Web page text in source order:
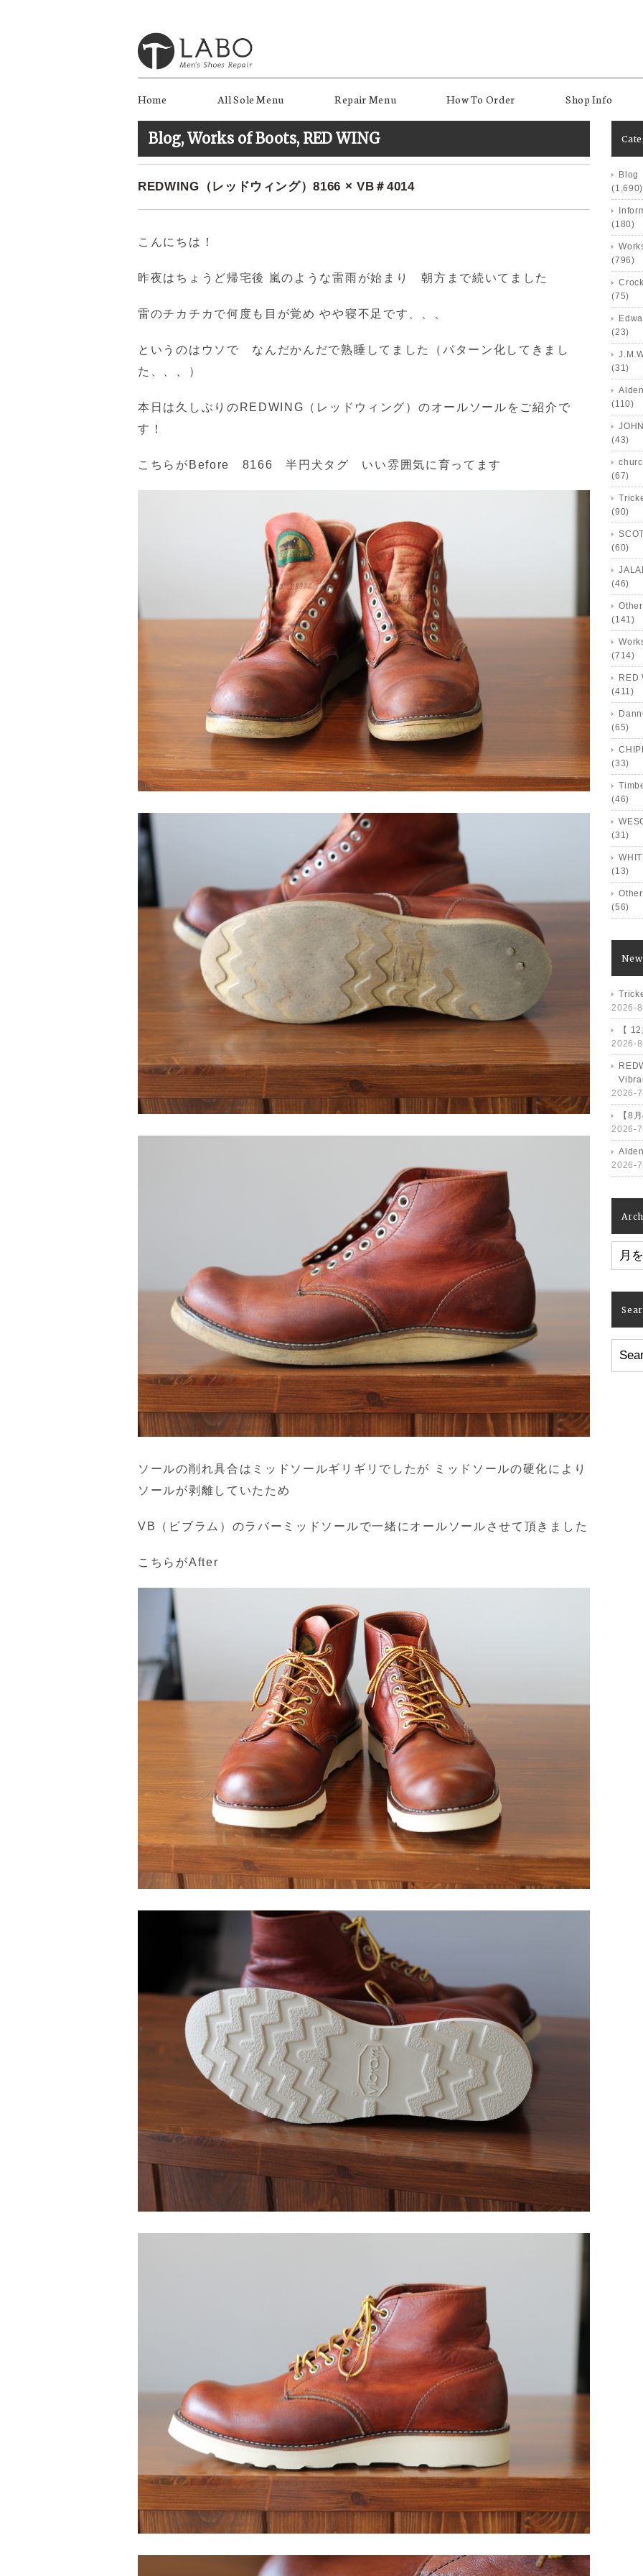
Home All Sole Menu Repair Menu How To Order Shop Info
Blog, Works of Boots, RED WING
REDWING（レッドウィング）8166 × VB＃4014
こんにちは！
昨夜はちょうど帰宅後 嵐のような雷雨が始まり 朝方まで続いてました
雷のチカチカで何度も目が覚め やや寝不足です、、、
というのはウソで なんだかんだで熟睡してました（パターン化してきまし
た、、、）
本日は久しぶりのREDWING（レッドウィング）のオールソールをご紹介で
す！
こちらがBefore 8166 半円犬タグ いい雰囲気に育ってます
ソールの削れ具合はミッドソールギリギリでしたが ミッドソールの硬化により
ソールが剥離していたため
VB（ビブラム）のラバーミッドソールで一緒にオールソールさせて頂きました
こちらがAfter
Blog
(1,690)
(180)
(796)
(75)
(23)
(31)
(110)
(43)
(67)
(90)
(60)
(46)
(141)
(714)
RED
(411)
(65)
(33)
(46)
(31)
(13)
(56)
2026-
【
2026-
2026-
【8
2026-
2026-